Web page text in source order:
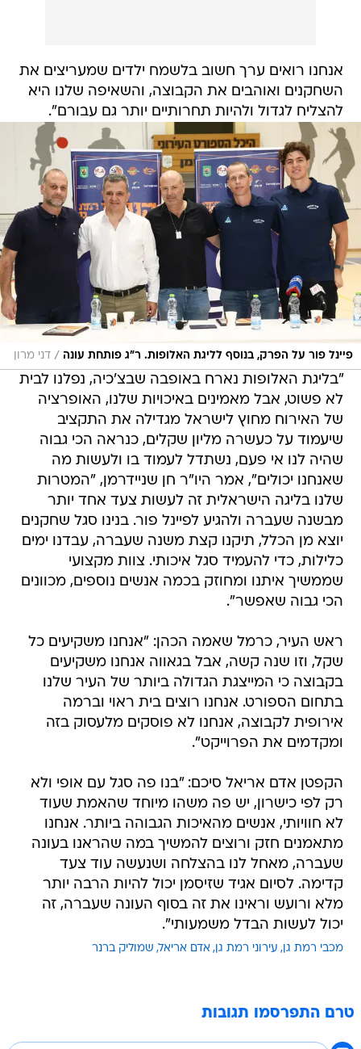
אנחנו רואים ערך חשוב בלשמח ילדים שמעריצים את
השחקנים ואוהבים את הקבוצה, והשאיפה שלנו היא
להצליח לגדול ולהיות תחרותיים יותר גם עבורם".
פיינל פור על הפרק, בנוסף לליגת האלופות. ר"ג פותחת עונה / דני מרון
"בליגת האלופות נארח באופבה שבצ'כיה, נפלנו לבית
לא פשוט, אבל מאמינים באיכויות שלנו, האופרציה
של האירוח מחוץ לישראל מגדילה את התקציב
שיעמוד על כעשרה מליון שקלים, כנראה הכי גבוה
שהיה לנו אי פעם, נשתדל לעמוד בו ולעשות מה
שאנחנו יכולים", אמר היו"ר חן שניידרמן, "המטרות
שלנו בליגה הישראלית זה לעשות צעד אחד יותר
מבשנה שעברה ולהגיע לפיינל פור. בנינו סגל שחקנים
יוצא מן הכלל, תיקנו קצת משנה שעברה, עבדנו ימים
כלילות, כדי להעמיד סגל איכותי. צוות מקצועי
שממשיך איתנו ומחוזק בכמה אנשים נוספים, מכוונים
הכי גבוה שאפשר".
ראש העיר, כרמל שאמה הכהן: "אנחנו משקיעים כל
שקל, וזו שנה קשה, אבל בגאווה אנחנו משקיעים
בקבוצה כי המייצגת הגדולה ביותר של העיר שלנו
בתחום הספורט. אנחנו רוצים בית ראוי וברמה
אירופית לקבוצה, אנחנו לא פוסקים מלעסוק בזה
ומקדמים את הפרוייקט".
הקפטן אדם אריאל סיכם: "בנו פה סגל עם אופי ולא
רק לפי כישרון, יש פה משהו מיוחד שהאמת שעוד
לא חוויותי, אנשים מהאיכות הגבוהה ביותר. אנחנו
מתאמנים חזק ורוצים להמשיך במה שהראנו בעונה
שעברה, מאחל לנו בהצלחה ושנעשה עוד צעד
קדימה. לסיום אגיד שזיסמן יכול להיות הרבה יותר
מלא ורועש וראינו את זה בסוף העונה שעברה, זה
יכול לעשות הבדל משמעותי".
מכבי רמת גן עירוני רמת גן אדם אריאל שמוליק ברנר
טרם התפרסמו תגובות